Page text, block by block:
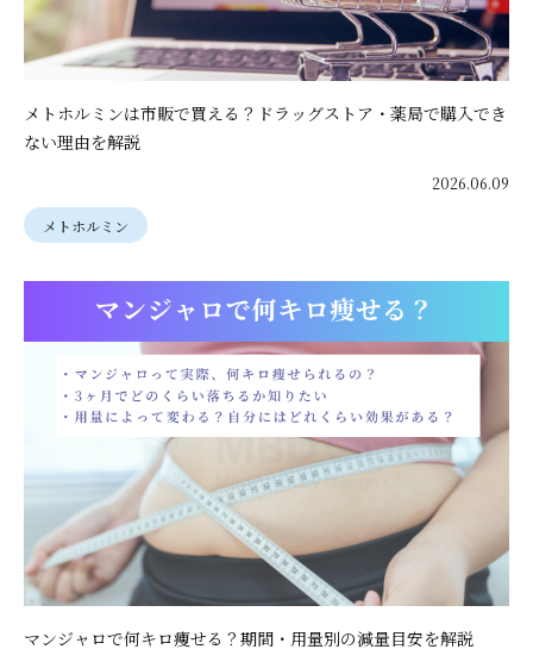
メトホルミンは市販で買える？ドラッグストア・薬局で購入でき
ない理由を解説
2026.06.09
メトホルミン
マンジャロで何キロ痩せる？期間・用量別の減量目安を解説